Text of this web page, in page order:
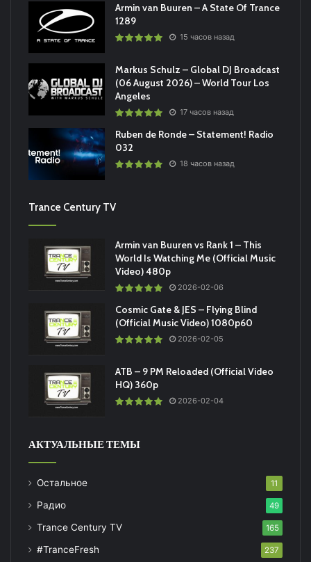
Armin van Buuren – A State Of Trance
1289
15 часов назад
Markus Schulz – Global DJ Broadcast
(06 August 2026) – World Tour Los
Angeles
17 часов назад
Ruben de Ronde – Statement! Radio
032
18 часов назад
Trance Century TV
Armin van Buuren vs Rank 1 – This
World Is Watching Me (Official Music
Video) 480p
2026-02-06
Cosmic Gate & JES – Flying Blind
(Official Music Video) 1080p60
2026-02-05
ATB – 9 PM Reloaded (Official Video
HQ) 360p
2026-02-04
АКТУАЛЬНЫЕ ТЕМЫ
Остальное 11
Радио 49
Trance Century TV 165
#TranceFresh 237